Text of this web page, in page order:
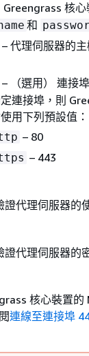
Greengrass 核
和
– 代理伺服器的
– （選用） 連接
連接埠，則
用下列預設值：
– 80
– 443
證代理伺服器的
證代理伺服器的
核心裝置
連線至連接埠